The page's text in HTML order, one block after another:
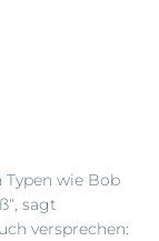
wie Bob
sagt
versprechen: